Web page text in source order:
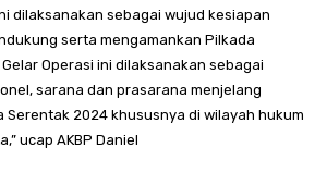
dilaksanakan sebagai wujud kesiapan
serta mengamankan Pilkada
Operasi ini dilaksanakan sebagai
sarana dan prasarana menjelang
Serentak 2024 khususnya di wilayah hukum
ucap AKBP Daniel